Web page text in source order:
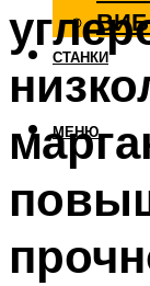
СТАНКИ
МЕНЮ